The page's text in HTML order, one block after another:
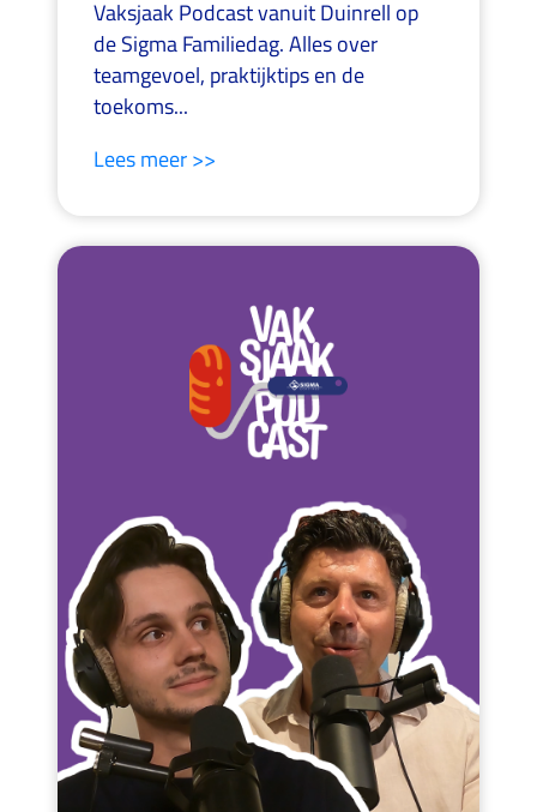
Vaksjaak Podcast vanuit Duinrell op
de Sigma Familiedag. Alles over
teamgevoel, praktijktips en de
toekoms...
Lees meer >>